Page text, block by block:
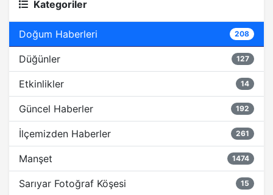
Kategoriler
Doğum Haberleri 208
Düğünler 127
Etkinlikler 14
Güncel Haberler 192
İlçemizden Haberler 261
Manşet 1474
Sarıyar Fotoğraf Köşesi 15